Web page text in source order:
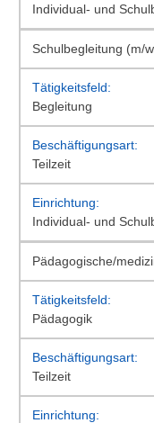
Individual- und
Schulbegleitung (m/
Begleitung
Teilzeit
Individual- und
Pädagogische/
Pädagogik
Teilzeit